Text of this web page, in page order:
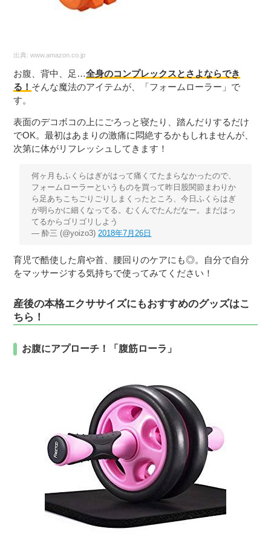
出典:www.amazon.co.jp
お腹、背中、足…全身のコンプレックスとさよならでき
る！ そんな魔法のアイテムが、「フォームローラー」で
す。
表面のデコボコの上にごろっと寝たり、踏んだりするだけ
でOK。最初はあまりの激痛に悶絶するかもしれませんが、
次第に体がリフレッシュしてきます！
何ヶ月もふくらはぎがはって痛くてたまらなかったので、
フォームローラーというものを買って昨日股関節まわりか
ら足あちこちごりごりしまくったところ、今日ふくらはぎ
が明らかに細くなってる。むくんでたんだなー。まだはっ
てるからゴリゴリしよう
— 酔三 (@yoizo3)2018年7月26日
育児で酷使した肩や首、腰回りのケアにも◎。自分で自分
をマッサージする気持ちで使ってみてください！
産後の本格エクササイズにもおすすめのグッズはこ
ちら！
お腹にアプローチ！「腹筋ローラ」